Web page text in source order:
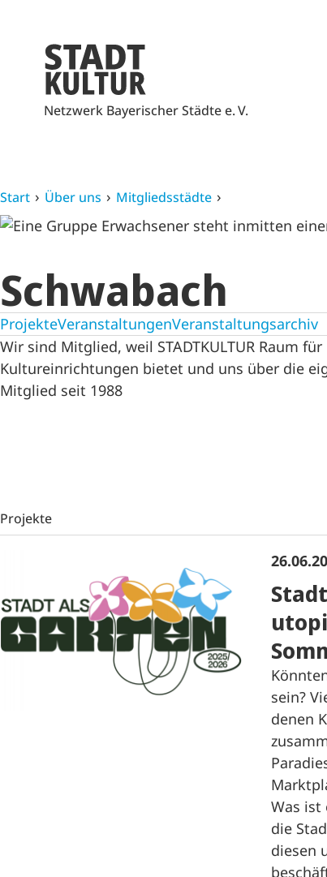
Netzwerk Bayerischer Städte e. V.
Start Über uns Mitgliedsstädte
Schwabach
ProjekteVeranstaltungenVeranstaltungsarchiv
Wir sind Mitglied, weil STADTKULTUR Raum
Kultureinrichtungen bietet und uns über die
Mitglied seit 1988
Projekte
sein?
denen
Was ist
die
diesen